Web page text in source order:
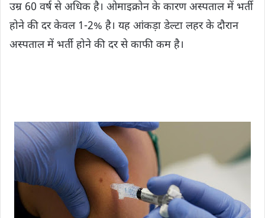
उम्र 60 वर्ष से अधिक है। ओमाइक्रोन के कारण अस्पताल में भर्ती
होने की दर केवल 1-2% है। यह आंकड़ा डेल्टा लहर के दौरान
अस्पताल में भर्ती होने की दर से काफी कम है।